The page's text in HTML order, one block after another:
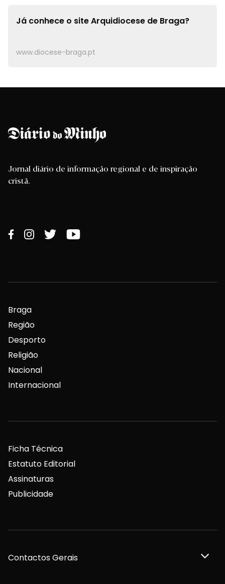
Já conhece o siteArquidiocese de Braga?
www.diocese-braga.pt
Jornal diário de informação regional e de inspiração
cristã.
Braga
Região
Desporto
Religião
Nacional
Internacional
Ficha Técnica
Estatuto Editorial
Assinaturas
Publicidade
Contactos Gerais